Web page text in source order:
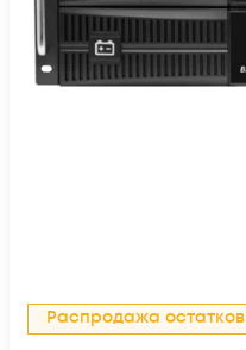
Распродажа остатков